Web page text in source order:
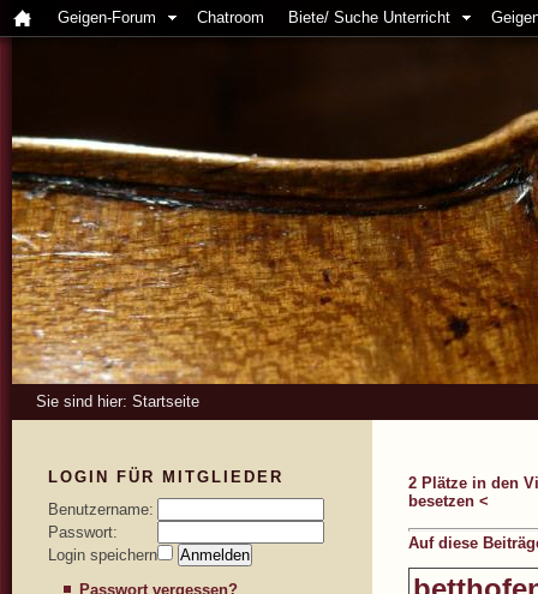
Geigen-Forum Chatroom Biete/ Suche Unterricht
Sie sind hier: Startseite
2 Plätze in den
besetzen <
Auf diese
LOGIN FÜR MITGLIEDER
Benutzername:
Passwort:
Login speichern
Passwort vergessen?